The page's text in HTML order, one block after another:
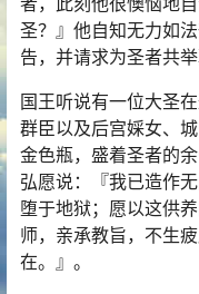
圣？』他自知无力如
告，并请求为圣者共举
国王听说有一位大圣
群臣以及后宫婇女、
金色瓶，盛着圣者的
弘愿说：『我已造作
堕于地狱；愿以这供
师，亲承教旨，不生
在。』。